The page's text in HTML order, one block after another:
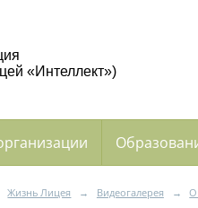
«Интеллект»)
Жизнь Лицея → Видеогалерея → О